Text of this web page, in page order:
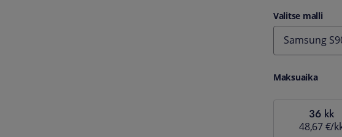
Valitse malli
Samsung
Maksuaika
36 kk
48,67 €/